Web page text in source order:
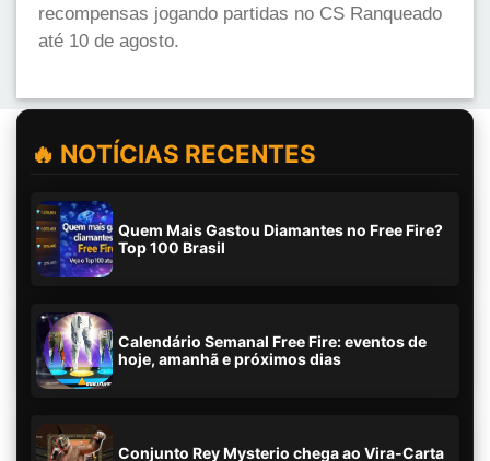
recompensas jogando partidas no CS Ranqueado
até 10 de agosto.
🔥 NOTÍCIAS RECENTES
Quem Mais Gastou Diamantes no Free Fire?
Top 100 Brasil
Calendário Semanal Free Fire: eventos de
hoje, amanhã e próximos dias
Conjunto Rey Mysterio chega ao Vira-Carta